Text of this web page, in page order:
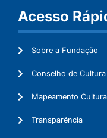
Acesso
Sobre a Fundação
Conselho de Cultura
Mapeamento
Transparência